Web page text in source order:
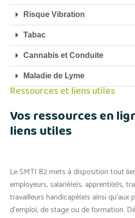
Risque Vibration
Tabac
Cannabis et Conduite
Maladie de Lyme
Ressources et liens utiles
Vos ressources en
liens utiles
Le SMTI 82 mets à disposition tout
employeurs, salarié(e)s, apprenti(e)s,
travailleurs handicapé(e)s ainsi qu’aux
d’emploi, de stage ou de formation.